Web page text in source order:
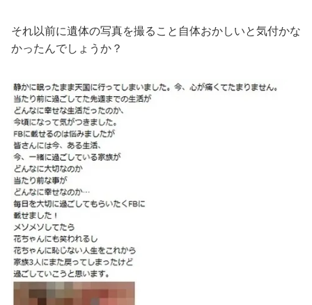
それ以前に遺体の写真を撮ること自体おかしいと気付かな
かったんでしょうか？